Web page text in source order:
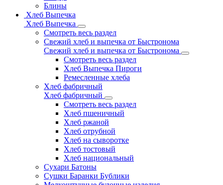
Блины
Хлеб Выпечка
Хлеб Выпечка
Смотреть весь раздел
Свежий хлеб и выпечка от Быстронома
Свежий хлеб и выпечка от Быстронома
Смотреть весь раздел
Хлеб Выпечка Пироги
Ремесленные хлеба
Хлеб фабричный
Хлеб фабричный
Смотреть весь раздел
Хлеб пшеничный
Хлеб ржаной
Хлеб отрубной
Хлеб на сыворотке
Хлеб тостовый
Хлеб национальный
Сухари Батоны
Сушки Баранки Бублики